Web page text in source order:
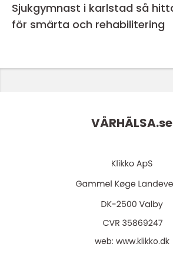
Sjukgymnast i karlstad så hittar du rätt hjälp
för smärta och rehabilitering
VÅRHÄLSA.se
web: www.klikko.dk